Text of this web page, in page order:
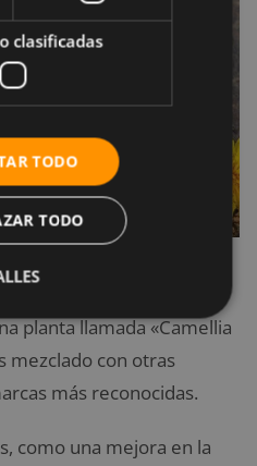
planta llamada «Camellia
mezclado con otras
más reconocidas.
como una mejora en la
clasificadas
TODO
TODO